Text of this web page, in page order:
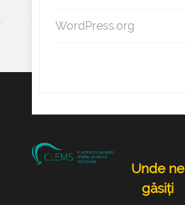
WordPress.org
Unde ne
găsiți